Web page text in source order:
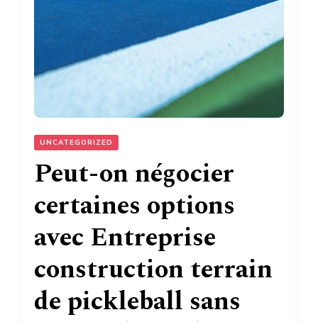
UNCATEGORIZED
Peut-on négocier
certaines options
avec Entreprise
construction terrain
de pickleball sans